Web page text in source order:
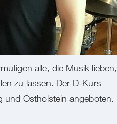
alle, die Musik lieben,
zu lassen. Der D-Kurs
und Ostholstein angeboten.